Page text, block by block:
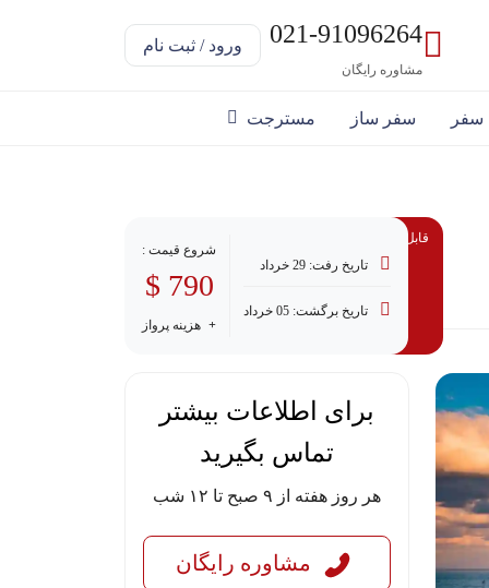
021-91096264
مشاوره رایگان
ورود / ثبت نام
سفر سفر ساز مسترجت
قابل پرداخت با وام
تاریخ رفت: 29 خرداد
تاریخ برگشت: 05 خرداد
شروع قیمت :
790 $
هزینه پرواز
برای اطلاعات بیشتر
تماس بگیرید
هر روز هفته از ۹ صبح تا ۱۲ شب
مشاوره رایگان